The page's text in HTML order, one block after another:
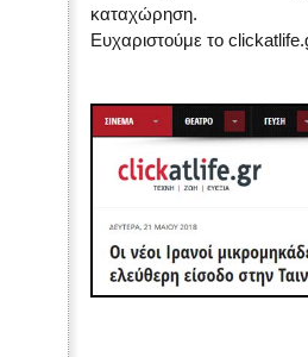
καταχώρηση.
Ευχαριστούμε το